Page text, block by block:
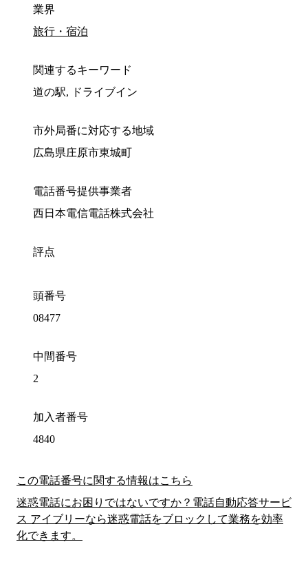
業界
旅行・宿泊
関連するキーワード
道の駅, ドライブイン
市外局番に対応する地域
広島県庄原市東城町
電話番号提供事業者
西日本電信電話株式会社
評点
頭番号
08477
中間番号
2
加入者番号
4840
この電話番号に関する情報はこちら
迷惑電話にお困りではないですか？電話自動応答サービ
ス アイブリーなら迷惑電話をブロックして業務を効率
化できます。